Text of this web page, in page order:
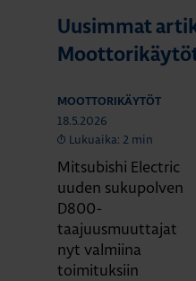
Uusimmat
MOOTTORIKÄYTÖT
18.5.2026
Lukuaika: 2 min
Mitsubishi Electric
uuden sukupolven
D800-
taajuusmuuttajat
nyt valmiina
toimituksiin